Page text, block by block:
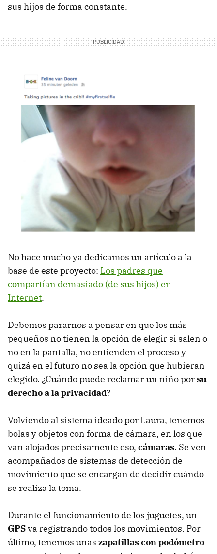
sus hijos de forma constante.
No hace mucho ya dedicamos un artículo a la
base de este proyecto: Los padres que
compartían demasiado (de sus hijos) en
Internet.
Debemos pararnos a pensar en que los más
pequeños no tienen la opción de elegir si salen o
no en la pantalla, no entienden el proceso y
quizá en el futuro no sea la opción que hubieran
elegido. ¿Cuándo puede reclamar un niño porsu
derecho a la privacidad?
Volviendo al sistema ideado por Laura, tenemos
bolas y objetos con forma de cámara, en los que
van alojados precisamente eso, cámaras. Se ven
acompañados de sistemas de detección de
movimiento que se encargan de decidir cuándo
se realiza la toma.
Durante el funcionamiento de los juguetes, un
GPSva registrando todos los movimientos. Por
último, tenemos unas zapatillas con podómetro